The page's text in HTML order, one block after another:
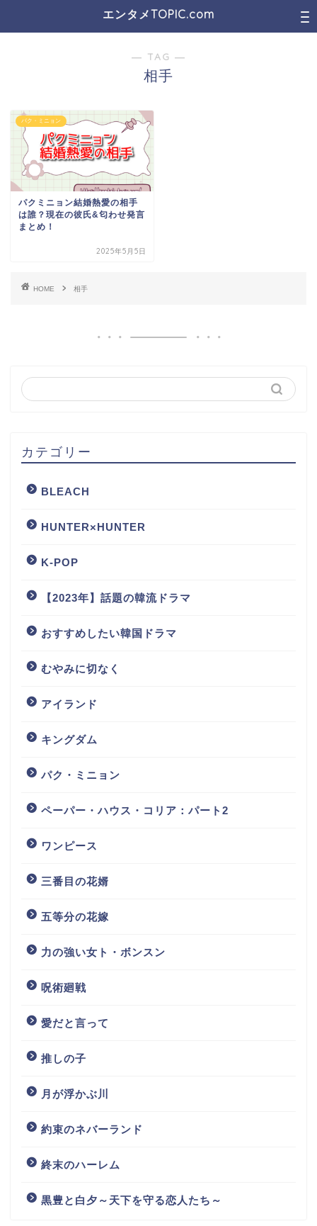
エンタメTOPIC.com
― TAG ―
相手
パク・ミニョン
パクミニョン結婚熱愛の相手
は誰？現在の彼氏&匂わせ発言
まとめ！
2025年5月5日
HOME 相手
カテゴリー
BLEACH
HUNTER×HUNTER
K-POP
【2023年】話題の韓流ドラマ
おすすめしたい韓国ドラマ
むやみに切なく
アイランド
キングダム
パク・ミニョン
ペーパー・ハウス・コリア：パート2
ワンピース
三番目の花婿
五等分の花嫁
力の強い女ト・ボンスン
呪術廻戦
愛だと言って
推しの子
月が浮かぶ川
約束のネバーランド
終末のハーレム
黒豊と白夕～天下を守る恋人たち～